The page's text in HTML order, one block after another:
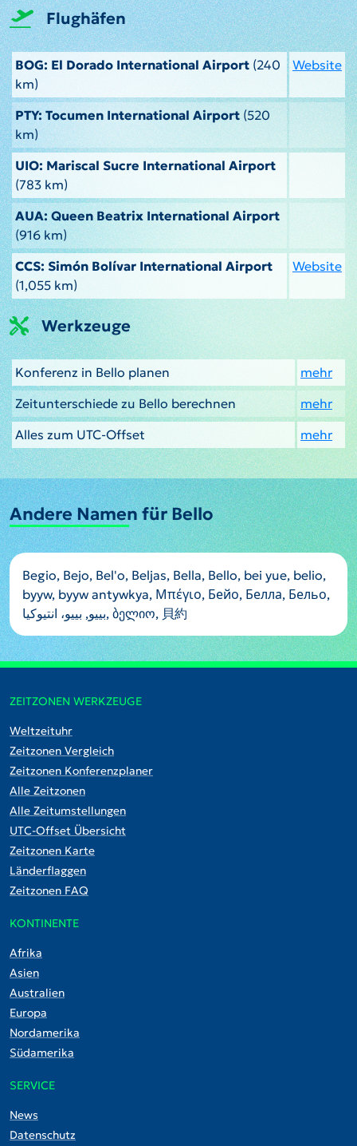
Flughäfen
BOG: El Dorado International Airport (240
km)
Website
PTY: Tocumen International Airport(520
km)
UIO: Mariscal Sucre International Airport
(783 km)
AUA: Queen Beatrix International Airport
(916 km)
CCS: Simón Bolívar International Airport
(1,055 km)
Website
Werkzeuge
Konferenz in Bello planen
mehr
Zeitunterschiede zu Bello berechnen
mehr
Alles zum UTC-Offset
mehr
Andere Namen für Bello
Begio, Bejo, Bel'o, Beljas, Bella, Bello, bei yue, belio,
byyw, byyw antywkya, Μπέγιο, Бейо, Белла, Бельо,
بییو, بییو، انتیوکیا, ბელიო, 貝約
ZEITZONEN WERKZEUGE
Weltzeituhr
Zeitzonen Vergleich
Zeitzonen Konferenzplaner
Alle Zeitzonen
Alle Zeitumstellungen
UTC-Offset Übersicht
Zeitzonen Karte
Länderflaggen
Zeitzonen FAQ
KONTINENTE
Afrika
Asien
Australien
Europa
Nordamerika
Südamerika
SERVICE
News
Datenschutz